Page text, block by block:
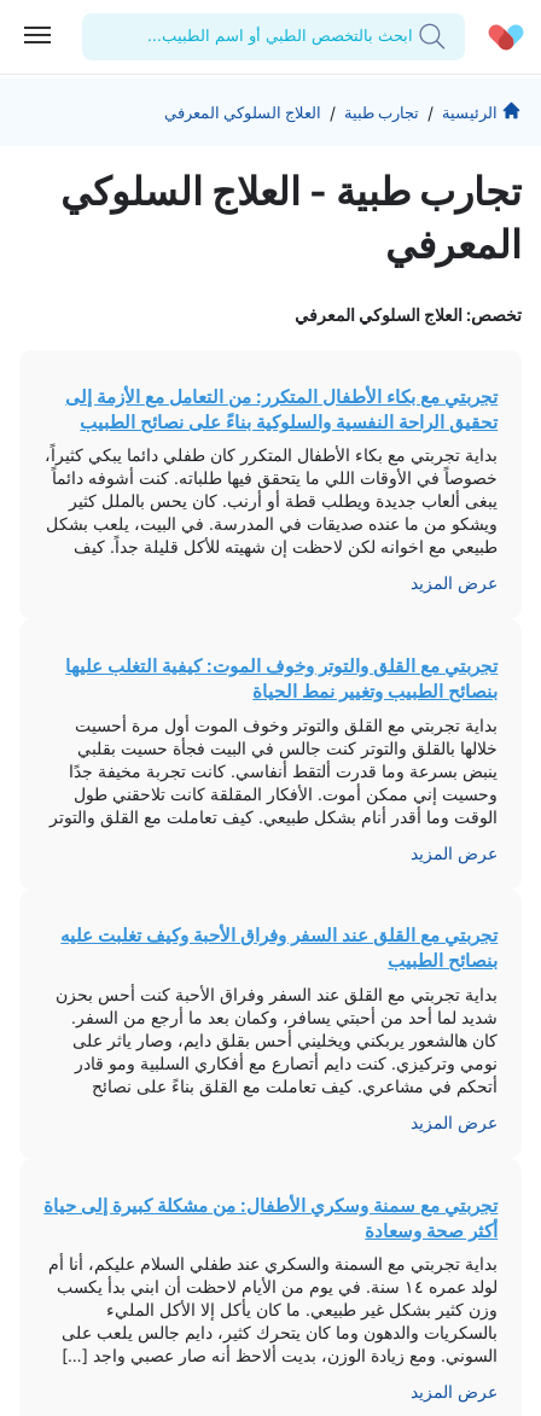
ابحث بالتخصص الطبي أو اسم الطبيب...
الحساب الشخصي
الوصفات الطبية
اختبارات المعمل
المفضلة
الشركة
للمنشآت المدونة
المقالات الطبية
الرئيسية / تجارب طبية / العلاج السلوكي المعرفي
تجارب طبیة - العلاج السلوكي
المعرفي
تخصص: العلاج السلوكي المعرفي
تجربتي مع بكاء الأطفال المتكرر: من التعامل مع الأزمة إلى
تحقيق الراحة النفسية والسلوكية بناءً على نصائح الطبيب
بداية تجربتي مع بكاء الأطفال المتكرر كان طفلي دائما يبكي كثيراً،
خصوصاً في الأوقات اللي ما يتحقق فيها طلباته. كنت أشوفه دائماً
يبغى ألعاب جديدة ويطلب قطة أو أرنب. كان يحس بالملل كثير
ويشكو من ما عنده صديقات في المدرسة. في البيت، يلعب بشكل
طبيعي مع اخوانه لكن لاحظت إن شهيته للأكل قليلة جداً. كيف
عرض المزيد
تجربتي مع القلق والتوتر وخوف الموت: كيفية التغلب عليها
بنصائح الطبيب وتغيير نمط الحياة
بداية تجربتي مع القلق والتوتر وخوف الموت أول مرة أحسيت
خلالها بالقلق والتوتر كنت جالس في البيت فجأة حسيت بقلبي
ينبض بسرعة وما قدرت ألتقط أنفاسي. كانت تجربة مخيفة جدًا
وحسيت إني ممكن أموت. الأفكار المقلقة كانت تلاحقني طول
الوقت وما أقدر أنام بشكل طبيعي. كيف تعاملت مع القلق والتوتر
عرض المزيد
تجربتي مع القلق عند السفر وفراق الأحبة وكيف تغلبت عليه
بنصائح الطبيب
بداية تجربتي مع القلق عند السفر وفراق الأحبة كنت أحس بحزن
شديد لما أحد من أحبتي يسافر، وكمان بعد ما أرجع من السفر.
كان هالشعور يربكني ويخليني أحس بقلق دايم، وصار ياثر على
نومي وتركيزي. كنت دايم أتصارع مع أفكاري السلبية ومو قادر
أتحكم في مشاعري. كيف تعاملت مع القلق بناءً على نصائح
عرض المزيد
تجربتي مع سمنة وسكري الأطفال: من مشكلة كبيرة إلى حياة
أكثر صحة وسعادة
بداية تجربتي مع السمنة والسكري عند طفلي السلام عليكم، أنا أم
لولد عمره ١٤ سنة. في يوم من الأيام لاحظت أن ابني بدأ يكسب
وزن كثير بشكل غير طبيعي. ما كان يأكل إلا الأكل المليء
بالسكريات والدهون وما كان يتحرك كثير، دايم جالس يلعب على
السوني. ومع زيادة الوزن، بديت ألاحظ أنه صار عصبي واجد […]
عرض المزيد